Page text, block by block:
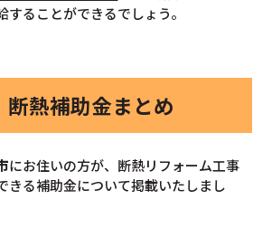
することができるでしょう。
断熱補助金まとめ
にお住いの方が、断熱リフォーム工事
きる補助金について掲載いたしまし